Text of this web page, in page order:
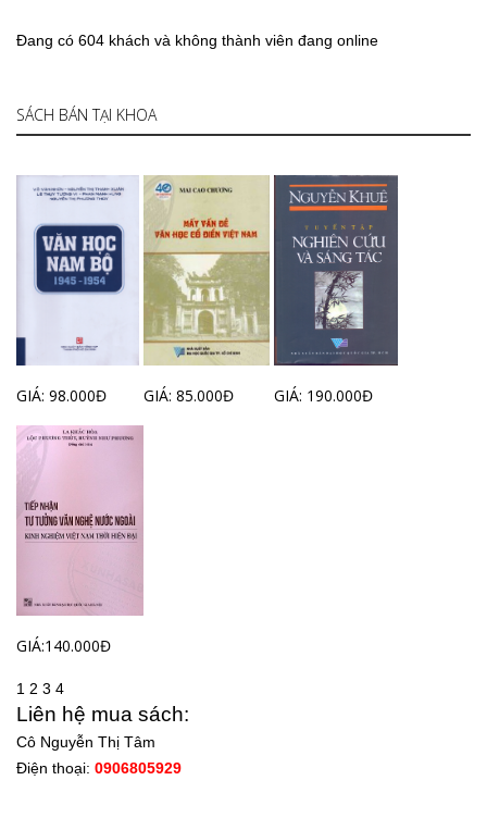
Đang có 604 khách và không thành viên đang online
SÁCH BÁN TẠI KHOA
GIÁ: 98.000Đ GIÁ: 85.000Đ GIÁ: 190.000Đ
GIÁ:140.000Đ
1 2 3 4
Liên hệ mua sách:
Cô Nguyễn Thị Tâm
Điện thoại: 0906805929